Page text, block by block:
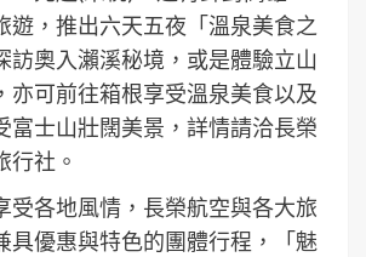
遊，推出六天五夜「溫泉美食之
訪奧入瀨溪秘境，或是體驗立山
亦可前往箱根享受溫泉美食以及
富士山壯闊美景，詳情請洽長榮
行社。
受各地風情，長榮航空與各大旅
具優惠與特色的團體行程，「魅